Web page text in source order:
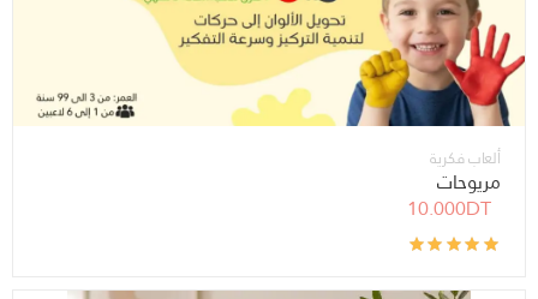
ألعاب فكرية
مريوحات
10.000DT